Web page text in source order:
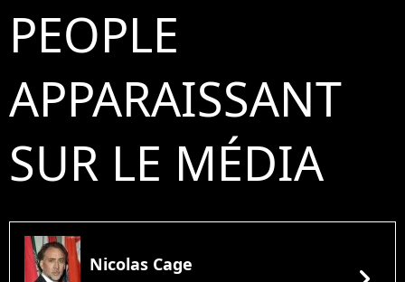
PEOPLE
APPARAISSANT
SUR LE MÉDIA
Nicolas Cage